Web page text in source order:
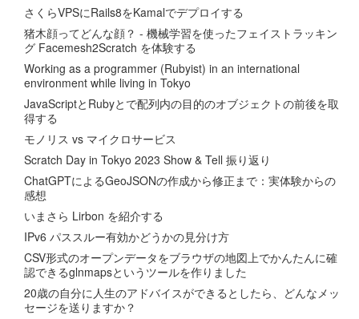
さくらVPSにRails8をKamalでデプロイする
猪木顔ってどんな顔？ - 機械学習を使ったフェイストラッキン
グ Facemesh2Scratch を体験する
Working as a programmer (Rubyist) in an international
environment while living in Tokyo
JavaScriptとRubyとで配列内の目的のオブジェクトの前後を取
得する
モノリス vs マイクロサービス
Scratch Day in Tokyo 2023 Show & Tell 振り返り
ChatGPTによるGeoJSONの作成から修正まで：実体験からの
感想
いまさら Lirbon を紹介する
IPv6 パススルー有効かどうかの見分け方
CSV形式のオープンデータをブラウザの地図上でかんたんに確
認できるglnmapsというツールを作りました
20歳の自分に人生のアドバイスができるとしたら、どんなメッ
セージを送りますか？